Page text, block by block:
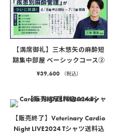
【満席御礼】三木悠矢の麻酔短
期集中部屋 ベーシックコース②
¥39,600 （税込）
【販売終了】Veterinary Cardio
Night LIVE2024 Tシャツ送料込